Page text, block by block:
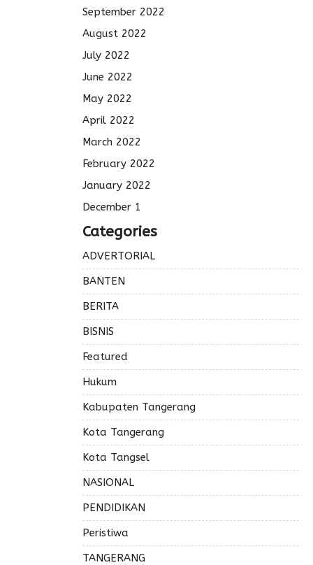
September 2022
August 2022
July 2022
June 2022
May 2022
April 2022
March 2022
February 2022
January 2022
December 1
Categories
ADVERTORIAL
BANTEN
BERITA
BISNIS
Featured
Hukum
Kabupaten Tangerang
Kota Tangerang
Kota Tangsel
NASIONAL
PENDIDIKAN
Peristiwa
TANGERANG